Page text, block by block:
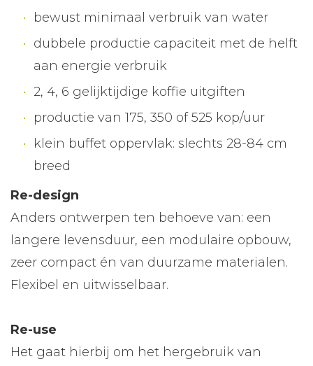
bewust minimaal verbruik van water
dubbele productie capaciteit met de helft
aan energie verbruik
2, 4, 6 gelijktijdige koffie uitgiften
productie van 175, 350 of 525 kop/uur
klein buffet oppervlak: slechts 28-84 cm
breed
Re-design
Anders ontwerpen ten behoeve van: een
langere levensduur, een modulaire opbouw,
zeer compact én van duurzame materialen.
Flexibel en uitwisselbaar.
Re-use
Het gaat hierbij om het hergebruik van